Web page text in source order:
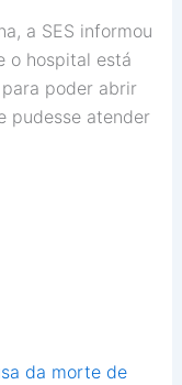
a SES informou
o hospital está
poder abrir
pudesse atender
da morte de